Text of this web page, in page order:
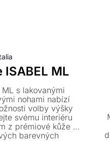
ML
s lakovanými
nohami nabízí
volby výšky
svému interiéru
z prémiové kůže či
barevných